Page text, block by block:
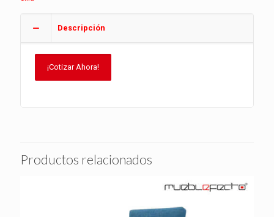
Descripción
¡Cotizar Ahora!
Productos relacionados